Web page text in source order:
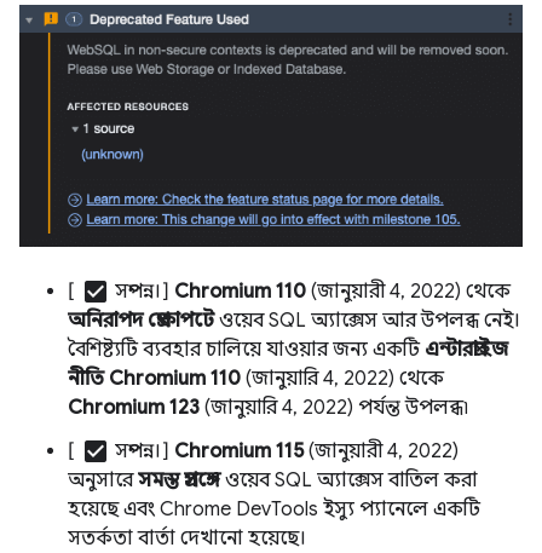
[ check_box সম্পন্ন।] Chromium 110 (জানুয়ারী 4, 2022) থেকে
অনিরাপদ প্রেক্ষাপটেওয়েব SQL অ্যাক্সেস আর উপলব্ধ নেই।
বৈশিষ্ট্যটি ব্যবহার চালিয়ে যাওয়ার জন্য একটি এন্টারপ্রাইজ
নীতি Chromium 110 (জানুয়ারি 4, 2022) থেকে
Chromium 123 (জানুয়ারি 4, 2022) পর্যন্ত উপলব্ধ৷
[ check_box সম্পন্ন।] Chromium 115(জানুয়ারী 4, 2022)
অনুসারেসমস্ত প্রসঙ্গেওয়েব SQL অ্যাক্সেস বাতিল করা
হয়েছে এবং Chrome DevTools ইস্যু প্যানেলে একটি
সতর্কতা বার্তা দেখানো হয়েছে।